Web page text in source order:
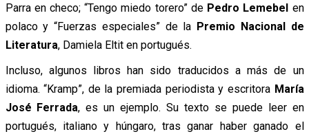
Parra en checo; “Tengo miedo torero” de Pedro Lemebel en
polaco y “Fuerzas especiales” de la Premio Nacional de
Literatura, Damiela Eltit en portugués.
Incluso, algunos libros han sido traducidos a más de un
idioma. “Kramp”, de la premiada periodista y escritora María
José Ferrada, es un ejemplo. Su texto se puede leer en
portugués, italiano y húngaro, tras ganar haber ganado el